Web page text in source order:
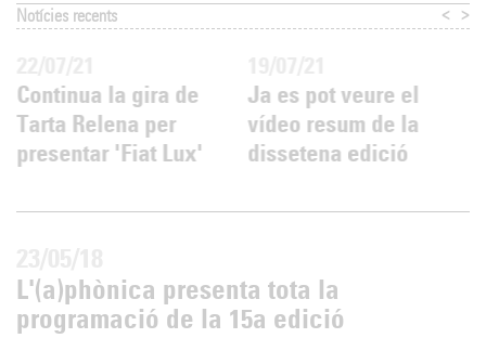
Notícies recents
Continua la gira de
Tarta Relena per
presentar 'Fiat Lux'
Ja es pot veure el
vídeo resum de la
dissetena edició
< >
L'(a)phònica presenta tota la
programació de la 15a edició